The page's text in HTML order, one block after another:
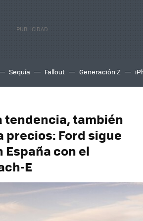
Sequía Fallout Generación Z
tendencia, también
precios: Ford sigue
España con el
E